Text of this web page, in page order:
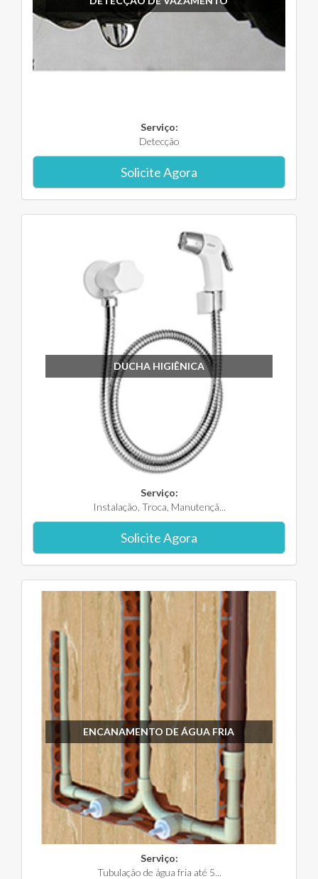
Serviço:
Detecção
Solicite Agora
DUCHA HIGIÊNICA
Serviço:
Instalação, Troca, Manutençã...
Solicite Agora
ENCANAMENTO DE ÁGUA FRIA
Serviço:
Tubulação de água fria até 5...